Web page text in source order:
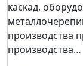
каскад,
производства
производства…